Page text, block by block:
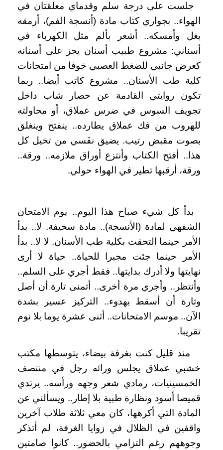
جلست على درجة سلم وقدماي معلقتان في
الهواء.. بجواري كتاب مادة (أنسجة الفم)، أرمقه
بغل وأمسكه.. أشعر بألم مثل الكهرباء في
أسناني: مشروع طبيب أسنان يجز على أسنانه
كعرض جانبي للضغط العصبي خوفا من امتحانات
كلية طب الأسنان.. مشروع كاتب أيضا.. ربما
تكون روايتي القادمة عن حصار شاب داخل
تجويف السوس في ضرس عملاق، أو محاولته
للهروب من فك عملاق يطارده.. ينفتح وينغلق
بصوت مقبض رتيب. يضيق نفَسي من تخيل كل
هذا.. أفتح الكتاب وأنتزع أوراق ملازمه.. ورقة..
ورقة، أرقبها تطير في الهواء حولي.
بدأ كل شيء صباح هذا اليوم.. يوم الامتحان
الشفهي لمادة (الأنسجة).. مادة سخيفة. لا.. بدأ
الأمر حينما التحقت بكلية طب الأسنان. لا لا.. بدأ
الأمر حينما جئت مجبرا للحياة.. حياة لا أرى
نهايتها ولا أدرك بدايتها.. فقط أجري على السلم..
وأنتظر.. وأجري مرة أخرى.. أتمنى تارة أن أصل
وتارة أن أسقط بهدوء.. التركيز عسير بشدة
الآن.. موسم الامتحانات.. أثنى عشرة يوما بلا نوم
تقريبا.
منذ قليل كنت بغرفة بيضاء، يتوسطها مكتب
خشبي عملاق يجلس ورائه رجل في منتصف
الخمسينيات، رمادي شعر وجهه ورأسه.. يرتدي
قميصا أسود ونظارة طبية بلا إطار.. ويسألني عن
المادة التي أكرهها، كان معي ثلاثة طلاب آخرين
واقفين في الظلال في زوايا الغرفة، لم أتذكر
وجوههم رغم التزامي بالحضور.. كانوا صامتين